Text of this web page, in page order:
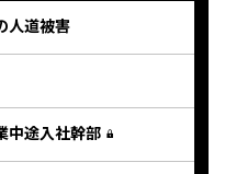
人道被害
中途入社幹部